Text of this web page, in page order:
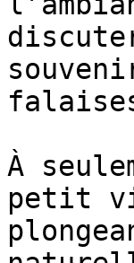
À
petit